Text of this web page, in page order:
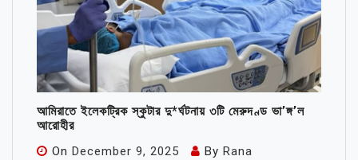
আমিরাতে ইলেকট্রিক স্কুটার দু*র্ঘটনায় ৩টি মেরুদণ্ড ভা’ঙ্গ’ল
আরোহীর
On December 9, 2025 By Rana